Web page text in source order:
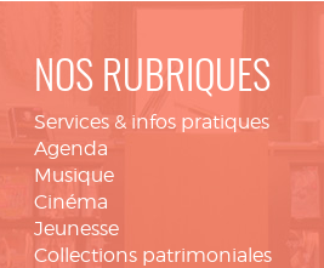
NOS RUBRIQUES
Services & infos pratiques
Agenda
Musique
Cinéma
Jeunesse
Collections patrimoniales